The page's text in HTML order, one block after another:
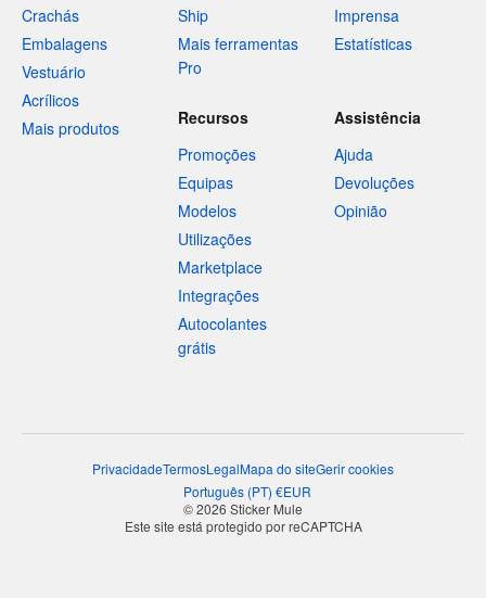
Crachás
Embalagens
Vestuário
Acrílicos
Mais produtos
Ship
Mais ferramentas
Pro
Imprensa
Estatísticas
Recursos
Promoções
Equipas
Modelos
Utilizações
Marketplace
Integrações
Autocolantes
grátis
Assistência
Ajuda
Devoluções
Opinião
PrivacidadeTermosLegalMapa do siteGerir cookies
Português (PT) €EUR
© 2026 Sticker Mule
Este site está protegido por reCAPTCHA